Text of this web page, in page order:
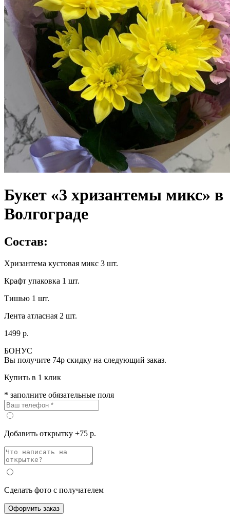
Букет «3 хризантемы микс» в
Волгограде
Состав:
Хризантема кустовая микс 3 шт.
Крафт упаковка 1 шт.
Тишью 1 шт.
Лента атласная 2 шт.
1499 р.
БОНУС
Вы получите 74р скидку на следующий заказ.
Купить в 1 клик
* заполните обязательные поля
Добавить открытку +75 р.
Сделать фото с получателем
Оформить заказ